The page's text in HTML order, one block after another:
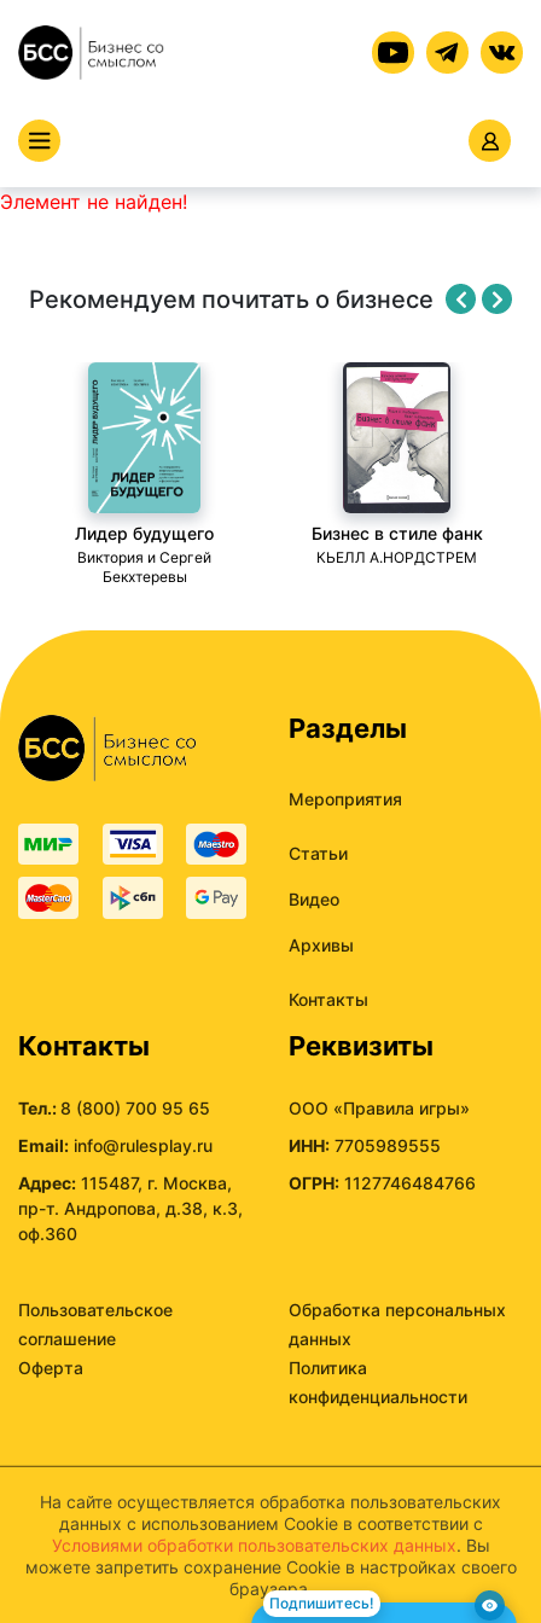
Элемент не найден!
Рекомендуем почитать о бизнесе
Лидер будущего
Виктория и Сергей
Бекхтеревы
Бизнес в стиле фанк
КЬЕЛЛ А.НОРДСТРЕМ
Разделы
Мероприятия
Статьи
Видео
Архивы
Контакты
Контакты
Тел.:8 (800) 700 95 65
Email: info@rulesplay.ru
Адрес: 115487, г. Москва,
пр-т. Андропова, д.38, к.3,
оф.360
Реквизиты
ООО «Правила игры»
ИНН: 7705989555
ОГРН: 1127746484766
Пользовательское
соглашение
Обработка персональных
данных
Оферта
Политика
конфиденциальности
На сайте осуществляется обработка пользовательских
данных с использованием Cookie в соответствии с
Условиями обработки пользовательских данных. Вы
можете запретить сохранение Cookie в настройках своего
браузера.
Подпишитесь!